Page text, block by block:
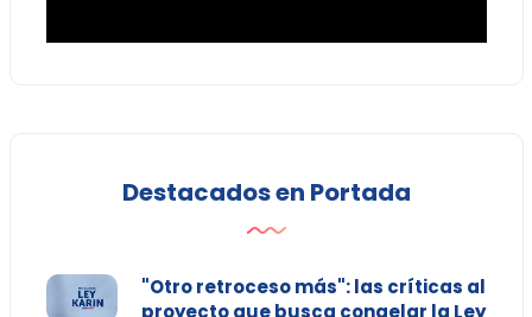
Destacados en Portada
"Otro retroceso más": las críticas al
proyecto que busca congelar la Ley